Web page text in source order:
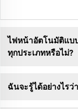
ไฟหน้าอัตโนมัติแบบ
ทุกประเภทหรือไม่?
ฉันจะรู้ได้อย่างไร